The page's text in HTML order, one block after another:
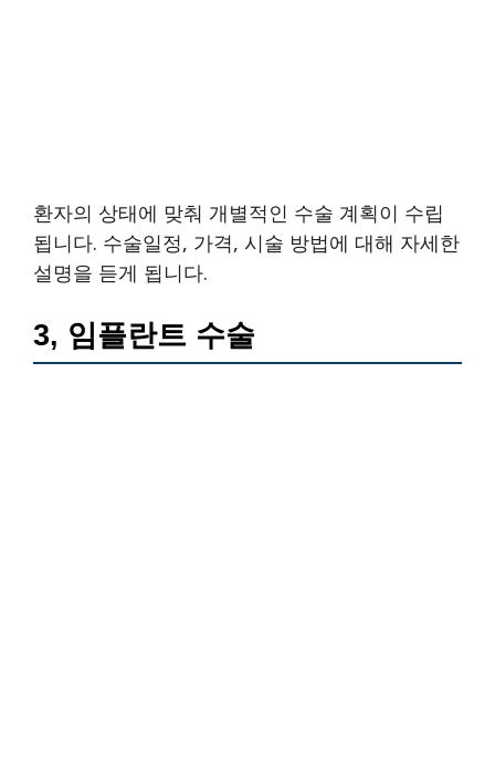
환자의 상태에 맞춰 개별적인 수술 계획이 수립
됩니다. 수술일정, 가격, 시술 방법에 대해 자세한
설명을 듣게 됩니다.
3, 임플란트 수술